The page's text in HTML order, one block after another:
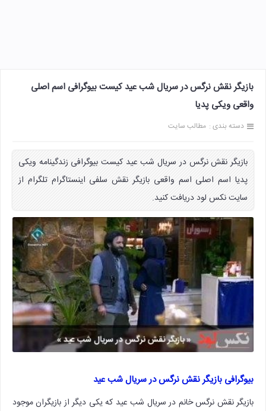
بازیگر نقش نرگس در سریال شب عید کیست بیوگرافی اسم اصلی
واقعی ویکی پدیا
دسته بندی : مطالب سایت
بازیگر نقش نرگس در سریال شب عید کیست بیوگرافی زندگینامه ویکی
پدیا اسم اصلی اسم واقعی بازیگر نقش سلفی اینستاگرام تلگرام از
سایت نکس لود دریافت کنید.
بیوگرافی بازیگر نقش نرگس در سریال شب عید
بازیگر نقش نرگس خانم در سریال شب عید که یکی دیگر از بازیگران موجود